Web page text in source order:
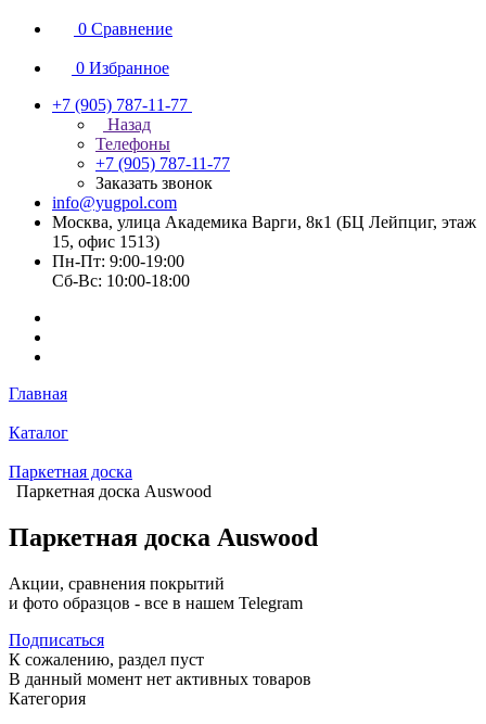
0 Сравнение
0 Избранное
+7 (905) 787-11-77
Назад
Телефоны
+7 (905) 787-11-77
Заказать звонок
info@yugpol.com
Москва, улица Академика Варги, 8к1 (БЦ Лейпциг, этаж
15, офис 1513)
Пн-Пт: 9:00-19:00
Cб-Вс: 10:00-18:00
Главная
Каталог
Паркетная доска
Паркетная доска Auswood
Паркетная доска Auswood
Акции, сравнения покрытий
и фото образцов - все в нашем Telegram
Подписаться
К сожалению, раздел пуст
В данный момент нет активных товаров
Категория